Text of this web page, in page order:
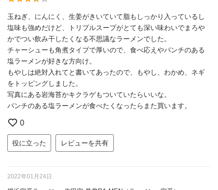
玉ねぎ、にんにく、生姜がきいていて脂もしっかり入っているし
塩味も強めだけど、トリプルスープがとても深い味わいでまろや
かでつい飲み干したくなる不思議なラーメンでした。
チャーシューも角煮タイプで厚いので、食べ応えやパンチのある
塩ラーメンが好きな方向け。
もやしは絶対入れてと書いてあったので、もやし、わかめ、ネギ
をトッピングしました。
写真にある岩海苔かキクラゲもついていたらいいな。
パンチのある塩ラーメンが食べたくなったらまた買います。
0
役に立った レビューを共有
2022年01月24日